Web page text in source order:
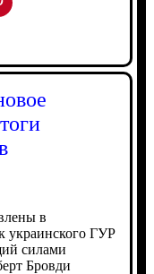
в
украинского ГУР
силами
Бровди